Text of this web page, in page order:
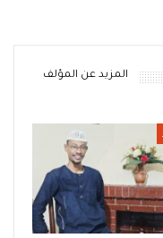
المزيد عن المؤلف